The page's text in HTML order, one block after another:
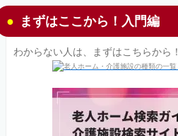
まずはここから！入門編
わからない人は、まずはこちらから！